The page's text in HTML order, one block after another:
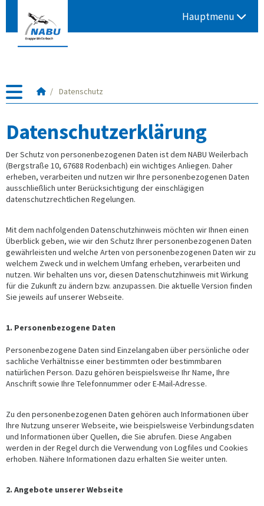
Hauptmenu
Startseite
Datenschutz
Datenschutzerklärung
Der Schutz von personenbezogenen Daten ist dem NABU Weilerbach
(Bergstraße 10, 67688 Rodenbach) ein wichtiges Anliegen. Daher
erheben, verarbeiten und nutzen wir Ihre personenbezogenen Daten
ausschließlich unter Berücksichtigung der einschlägigen
datenschutzrechtlichen Regelungen.
Mit dem nachfolgenden Datenschutzhinweis möchten wir Ihnen einen
Überblick geben, wie wir den Schutz Ihrer personenbezogenen Daten
gewährleisten und welche Arten von personenbezogenen Daten wir zu
welchem Zweck und in welchem Umfang erheben, verarbeiten und
nutzen. Wir behalten uns vor, diesen Datenschutzhinweis mit Wirkung
für die Zukunft zu ändern bzw. anzupassen. Die aktuelle Version finden
Sie jeweils auf unserer Webseite.
1. Personenbezogene Daten
Personenbezogene Daten sind Einzelangaben über persönliche oder
sachliche Verhältnisse einer bestimmten oder bestimmbaren
natürlichen Person. Dazu gehören beispielsweise Ihr Name, Ihre
Anschrift sowie Ihre Telefonnummer oder E-Mail-Adresse.
Zu den personenbezogenen Daten gehören auch Informationen über
Ihre Nutzung unserer Webseite, wie beispielsweise Verbindungsdaten
und Informationen über Quellen, die Sie abrufen. Diese Angaben
werden in der Regel durch die Verwendung von Logfiles und Cookies
erhoben. Nähere Informationen dazu erhalten Sie weiter unten.
2. Angebote unserer Webseite